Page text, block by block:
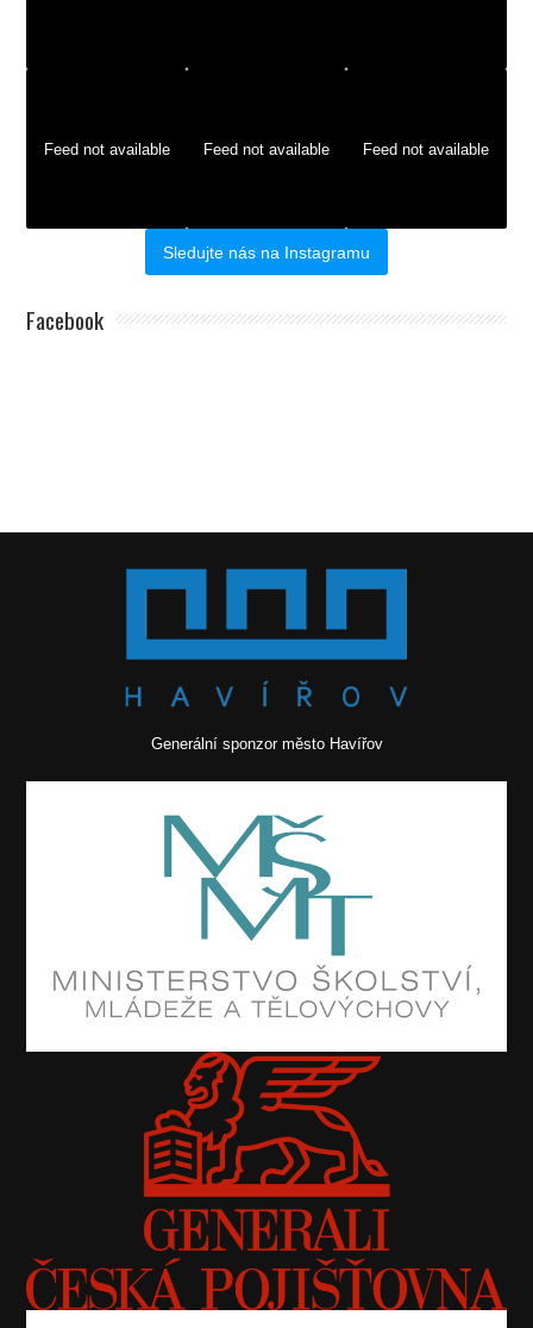
Feed not available Feed not available Feed not available
Sledujte nás na Instagramu
Facebook
Generální sponzor město Havířov